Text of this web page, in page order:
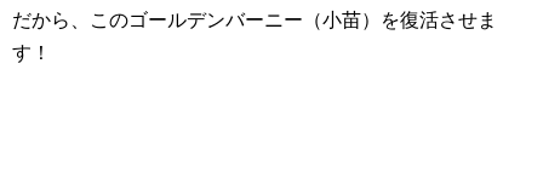
だから、このゴールデンバーニー（小苗）を復活させま
す！